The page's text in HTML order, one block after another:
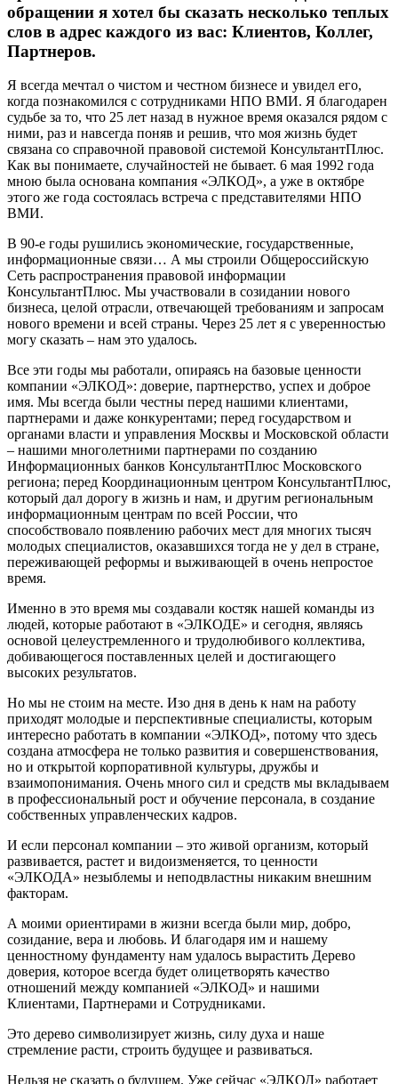
обращении я хотел бы сказать несколько теплых
слов в адрес каждого из вас: Клиентов, Коллег,
Партнеров.
Я всегда мечтал о чистом и честном бизнесе и увидел его,
когда познакомился с сотрудниками НПО ВМИ. Я благодарен
судьбе за то, что 25 лет назад в нужное время оказался рядом с
ними, раз и навсегда поняв и решив, что моя жизнь будет
связана со справочной правовой системой КонсультантПлюс.
Как вы понимаете, случайностей не бывает. 6 мая 1992 года
мною была основана компания «ЭЛКОД», а уже в октябре
этого же года состоялась встреча с представителями НПО
ВМИ.
В 90-е годы рушились экономические, государственные,
информационные связи… А мы строили Общероссийскую
Сеть распространения правовой информации
КонсультантПлюс. Мы участвовали в созидании нового
бизнеса, целой отрасли, отвечающей требованиям и запросам
нового времени и всей страны. Через 25 лет я с уверенностью
могу сказать – нам это удалось.
Все эти годы мы работали, опираясь на базовые ценности
компании «ЭЛКОД»: доверие, партнерство, успех и доброе
имя. Мы всегда были честны перед нашими клиентами,
партнерами и даже конкурентами; перед государством и
органами власти и управления Москвы и Московской области
– нашими многолетними партнерами по созданию
Информационных банков КонсультантПлюс Московского
региона; перед Координационным центром КонсультантПлюс,
который дал дорогу в жизнь и нам, и другим региональным
информационным центрам по всей России, что
способствовало появлению рабочих мест для многих тысяч
молодых специалистов, оказавшихся тогда не у дел в стране,
переживающей реформы и выживающей в очень непростое
время.
Именно в это время мы создавали костяк нашей команды из
людей, которые работают в «ЭЛКОДЕ» и сегодня, являясь
основой целеустремленного и трудолюбивого коллектива,
добивающегося поставленных целей и достигающего
высоких результатов.
Но мы не стоим на месте. Изо дня в день к нам на работу
приходят молодые и перспективные специалисты, которым
интересно работать в компании «ЭЛКОД», потому что здесь
создана атмосфера не только развития и совершенствования,
но и открытой корпоративной культуры, дружбы и
взаимопонимания. Очень много сил и средств мы вкладываем
в профессиональный рост и обучение персонала, в создание
собственных управленческих кадров.
И если персонал компании – это живой организм, который
развивается, растет и видоизменяется, то ценности
«ЭЛКОДА» незыблемы и неподвластны никаким внешним
факторам.
А моими ориентирами в жизни всегда были мир, добро,
созидание, вера и любовь. И благодаря им и нашему
ценностному фундаменту нам удалось вырастить Дерево
доверия, которое всегда будет олицетворять качество
отношений между компанией «ЭЛКОД» и нашими
Клиентами, Партнерами и Сотрудниками.
Это дерево символизирует жизнь, силу духа и наше
стремление расти, строить будущее и развиваться.
Нельзя не сказать о будущем. Уже сейчас «ЭЛКОД» работает